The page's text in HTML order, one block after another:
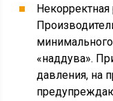
Некорректная
«наддува».
давления, на